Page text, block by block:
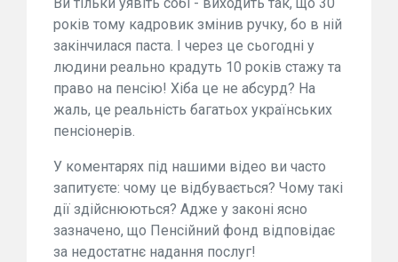
Ви тільки уявіть собі - виходить так, що 30
років тому кадровик змінив ручку, бо в ній
закінчилася паста. І через це сьогодні у
людини реально крадуть 10 років стажу та
право на пенсію! Хіба це не абсурд? На
жаль, це реальність багатьох українських
пенсіонерів.
У коментарях під нашими відео ви часто
запитуєте: чому це відбувається? Чому такі
дії здійснюються? Адже у законі ясно
зазначено, що Пенсійний фонд відповідає
за недостатнє надання послуг!